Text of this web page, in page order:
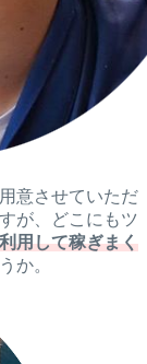
意させていただ
が、どこにもツ
用して稼ぎまく
か。